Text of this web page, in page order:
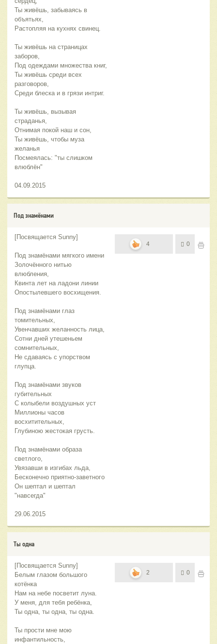
Ты живёшь, забываясь в
объятьях,
Растопляя на кухнях свинец.
Ты живёшь на страницах
заборов,
Под одеждами множества книг,
Ты живёшь среди всех
разговоров,
Среди блеска и в грязи интриг.
Ты живёшь, вызывая
страданья,
Отнимая покой наш и сон,
Ты живёшь, чтобы муза
желанья
Посмеялась: "ты слишком
влюблён"
04.09.2015
Под знамёнами
[Посвящается Sunny]
Под знамёнами мягкого имени
Золочённого нитью
влюбления,
Квинта лет на ладони линии
Опостылевшего восхищения.
Под знамёнами глаз
томительных,
Увенчавших желанность лица,
Сотни дней утешеньем
сомнительных,
Не сдаваясь с упорством
глупца.
Под знамёнами звуков
губительных
С колыбели воздушных уст
Миллионы часов
восхитительных,
Глубиною жестокая грусть.
Под знамёнами образа
светлого,
Увязавши в изгибах льда,
Бесконечно приятно-заветного
Он шептал и шептал
"навсегда"
29.06.2015
4 0
Ты одна
[Посвящается Sunny]
Белым глазом большого
котёнка
Нам на небе посветит луна.
У меня, для тебя ребёнка,
Ты одна, ты одна, ты одна.
Ты прости мне мою
инфантильность,
2 0